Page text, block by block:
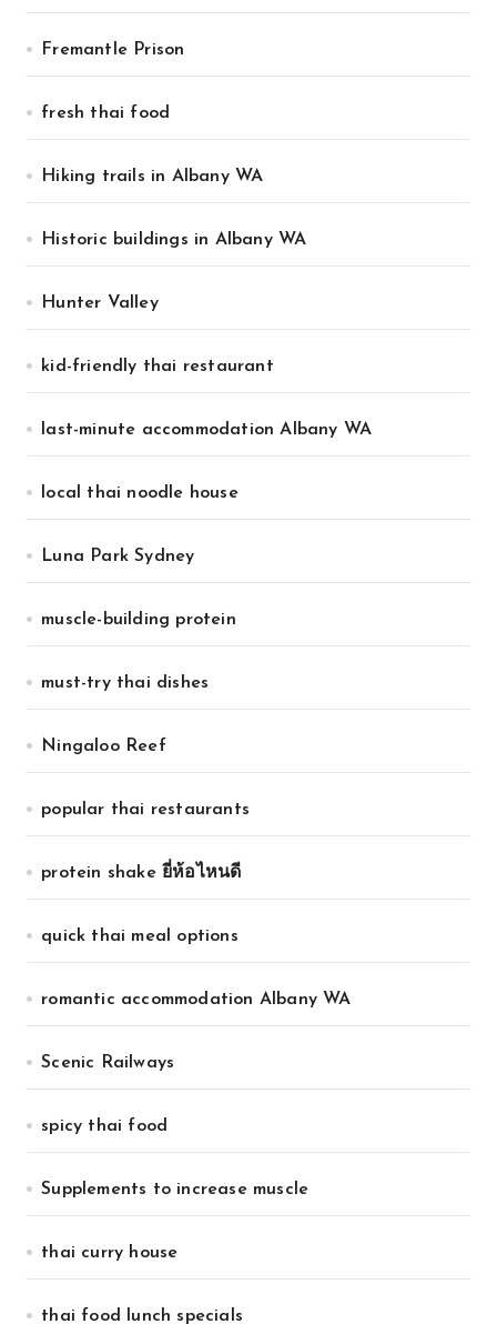
Fremantle Prison
fresh thai food
Hiking trails in Albany WA
Historic buildings in Albany WA
Hunter Valley
kid-friendly thai restaurant
last-minute accommodation Albany WA
local thai noodle house
Luna Park Sydney
muscle-building protein
must-try thai dishes
Ningaloo Reef
popular thai restaurants
protein shake ยี่ห้อไหนดี
quick thai meal options
romantic accommodation Albany WA
Scenic Railways
spicy thai food
Supplements to increase muscle
thai curry house
thai food lunch specials